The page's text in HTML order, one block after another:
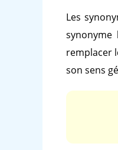
Les
remplacer
son sens